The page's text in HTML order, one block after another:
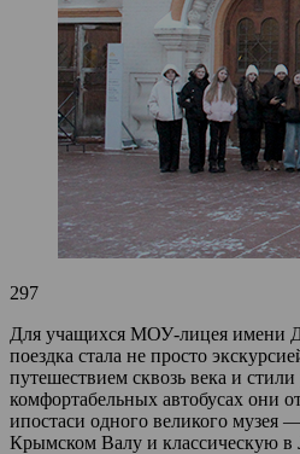
297
Для учащихся МОУ-лицея имени
поездка стала не просто
путешествием сквозь века и
комфортабельных автобусах они
ипостаси одного великого музея
Крымском Валу и классическую в